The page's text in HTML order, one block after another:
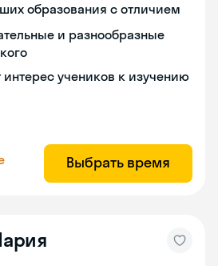
образования с отличием
и разнообразные
учеников к изучению
Выбрать время